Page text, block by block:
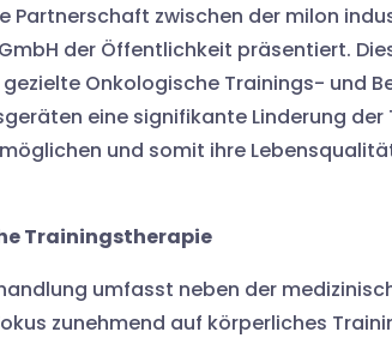
zwischen der milon
der Öffentlichkeit präsentiert.
Onkologische Trainings- und
eine signifikante Linderung der
und somit ihre
Trainingstherapie
umfasst neben der
zunehmend auf körperliches